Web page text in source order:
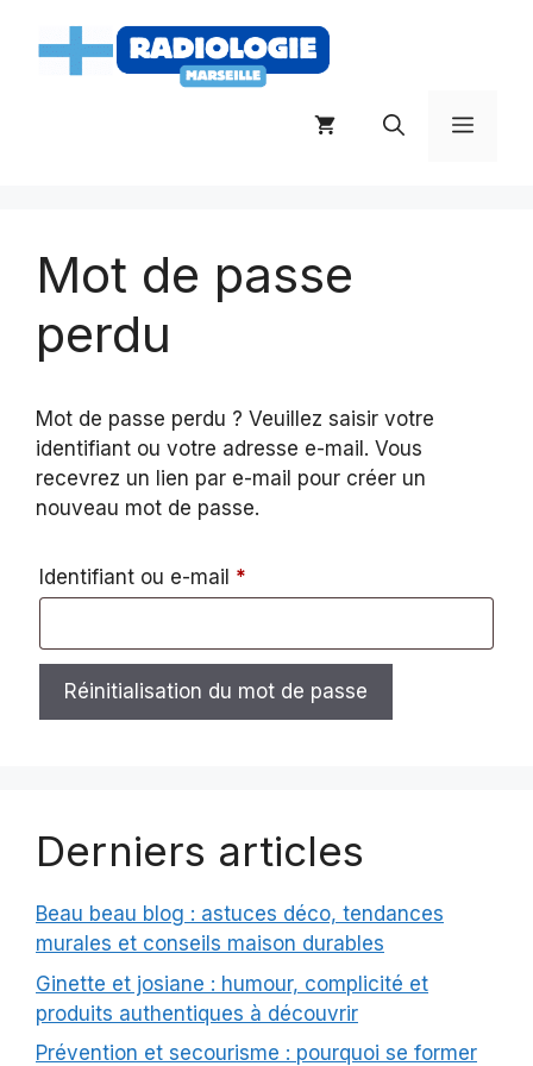
contenu
Menu
Mot de passe
perdu
Mot de passe perdu ? Veuillez saisir votre
identifiant ou votre adresse e-mail. Vous
recevrez un lien par e-mail pour créer un
nouveau mot de passe.
Identifiant ou e-mail *
Réinitialisation du mot de passe
Derniers articles
Beau beau blog : astuces déco, tendances
murales et conseils maison durables
Ginette et josiane : humour, complicité et
produits authentiques à découvrir
Prévention et secourisme : pourquoi se former